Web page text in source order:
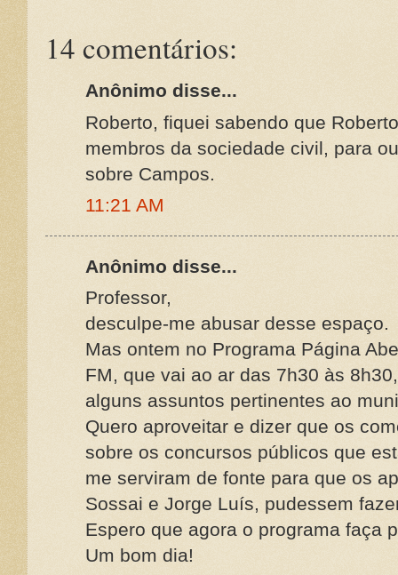
14 comentários:
Anônimo disse...
Roberto, fiquei sabendo que
membros da sociedade civil, para
sobre Campos.
11:21 AM
Anônimo disse...
Professor,
desculpe-me abusar desse espaço.
Mas ontem no Programa Página
FM, que vai ao ar das 7h30 às
alguns assuntos pertinentes ao
Quero aproveitar e dizer que os
sobre os concursos públicos que
me serviram de fonte para que os
Sossai e Jorge Luís, pudessem
Espero que agora o programa faça
Um bom dia!